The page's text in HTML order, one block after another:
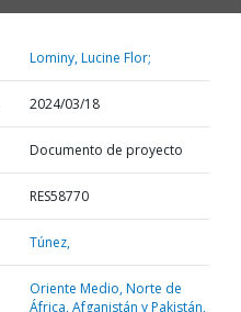
Lominy, Lucine Flor;
2024/03/18
Documento de proyecto
RES58770
Túnez,
Oriente Medio, Norte de
África, Afganistán y Pakistán,